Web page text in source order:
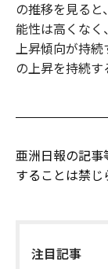
の推移を見る
能性は高くな
上昇傾向が持
の上昇を持続す
亜洲日報の記
することは禁じ
注目記事